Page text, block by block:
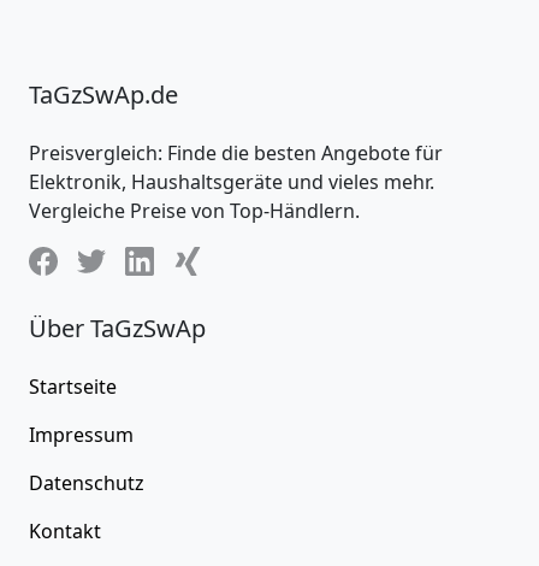
TaGzSwAp.de
Preisvergleich: Finde die besten Angebote für
Elektronik, Haushaltsgeräte und vieles mehr.
Vergleiche Preise von Top-Händlern.
Über TaGzSwAp
Startseite
Impressum
Datenschutz
Kontakt